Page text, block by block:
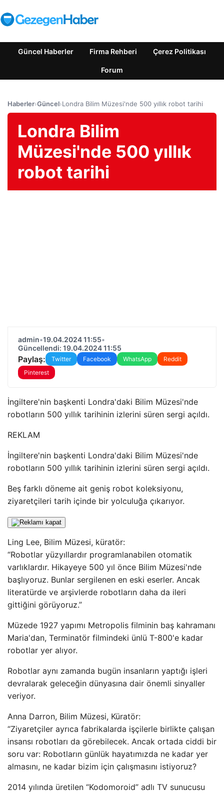
Güncel Haberler Firma Rehberi Çerez Politikası
Forum
Haberler›Güncel›Londra Bilim Müzesi'nde 500 yıllık robot tarihi
Londra Bilim
Müzesi'nde 500 yıllık
robot tarihi
admin•19.04.2024 11:55•
Güncellendi: 19.04.2024 11:55
Paylaş: Twitter Facebook WhatsApp
Reddit
Pinterest
İngiltere'nin başkenti Londra'daki Bilim Müzesi'nde
robotların 500 yıllık tarihinin izlerini süren sergi açıldı.
REKLAM
İngiltere'nin başkenti Londra'daki Bilim Müzesi'nde
robotların 500 yıllık tarihinin izlerini süren sergi açıldı.
Beş farklı döneme ait geniş robot koleksiyonu,
ziyaretçileri tarih içinde bir yolculuğa çıkarıyor.
Ling Lee, Bilim Müzesi, küratör:
“Robotlar yüzyıllardır programlanabilen otomatik
varlıklardır. Hikayeye 500 yıl önce Bilim Müzesi'nde
başlıyoruz. Bunlar sergilenen en eski eserler. Ancak
literatürde ve arşivlerde robotların daha da ileri
gittiğini görüyoruz.”
Müzede 1927 yapımı Metropolis filminin baş kahramanı
Maria'dan, Terminatör filmindeki ünlü T-800'e kadar
robotlar yer alıyor.
Robotlar aynı zamanda bugün insanların yaptığı işleri
devralarak geleceğin dünyasına dair önemli sinyaller
veriyor.
Anna Darron, Bilim Müzesi, Küratör:
“Ziyaretçiler ayrıca fabrikalarda işçilerle birlikte çalışan
insansı robotları da görebilecek. Ancak ortada ciddi bir
soru var: Robotların günlük hayatımızda ne kadar yer
almasını, ne kadar bizim için çalışmasını istiyoruz?
2014 yılında üretilen “Kodomoroid” adlı TV sunucusu